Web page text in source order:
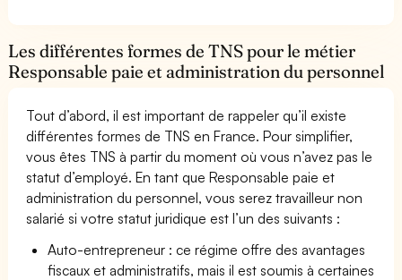
Les différentes formes de TNS pour le métier
Responsable paie et administration du personnel
Tout d’abord, il est important de rappeler qu’il existe
différentes formes de TNS en France. Pour simplifier,
vous êtes TNS à partir du moment où vous n’avez pas le
statut d’employé. En tant que Responsable paie et
administration du personnel, vous serez travailleur non
salarié si votre statut juridique est l’un des suivants :
Auto-entrepreneur : ce régime offre des avantages
fiscaux et administratifs, mais il est soumis à certaines